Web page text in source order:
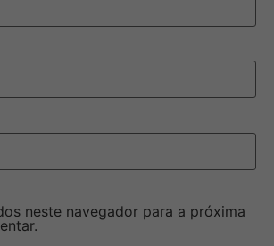
neste navegador para a próxima